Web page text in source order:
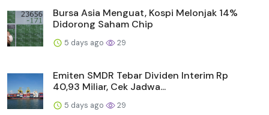
Bursa Asia Menguat, Kospi Melonjak 14%
Didorong Saham Chip
5 days ago 29
Emiten SMDR Tebar Dividen Interim Rp
40,93 Miliar, Cek Jadwa...
5 days ago 29